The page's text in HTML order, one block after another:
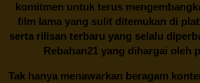
komitmen untuk terus
film lama yang sulit ditemukan di
serta rilisan terbaru yang selalu
Rebahan21 yang dihargai oleh
Tak hanya menawarkan beragam